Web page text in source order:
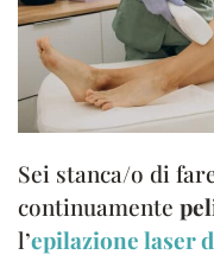
Sei stanca/o di
continuamente
l’epilazione laser